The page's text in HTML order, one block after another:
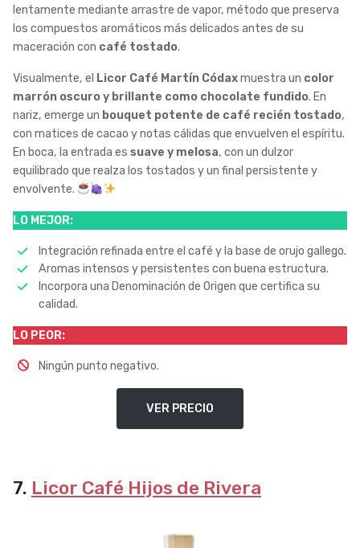
lentamente mediante arrastre de vapor, método que preserva
los compuestos aromáticos más delicados antes de su
maceración con café tostado.
Visualmente, el Licor Café Martín Códaxmuestra un color
marrón oscuro y brillante como chocolate fundido. En
nariz, emerge un bouquet potente de café recién tostado,
con matices de cacao y notas cálidas que envuelven el espíritu.
En boca, la entrada es suave y melosa, con un dulzor
equilibrado que realza los tostados y un final persistente y
envolvente.
LO MEJOR:
Integración refinada entre el café y la base de orujo gallego.
Aromas intensos y persistentes con buena estructura.
Incorpora una Denominación de Origen que certifica su
calidad.
LO PEOR:
Ningún punto negativo.
VER PRECIO
7. Licor Café Hijos de Rivera